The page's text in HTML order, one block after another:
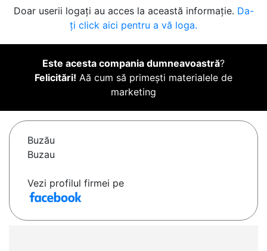
Doar userii logați au acces la această informație. Da-
ți click aici pentru a vă loga.
Este acesta compania dumneavoastră?
Felicitări! Aă cum să primești materialele de
marketing
Buzău
Buzau
Vezi profilul firmei pe